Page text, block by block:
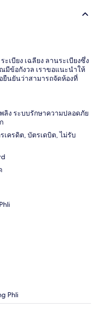
เบียง เฉลียง ลานระเบียงซึ่ง
มีข้อกังวล เราขอแนะนำให้
ยืนยันว่าสามารถจัดห้องที่
ลิง ระบบรักษาความปลอดภัย
ครดิต, บัตรเดบิต, ไม่รับ
Phli